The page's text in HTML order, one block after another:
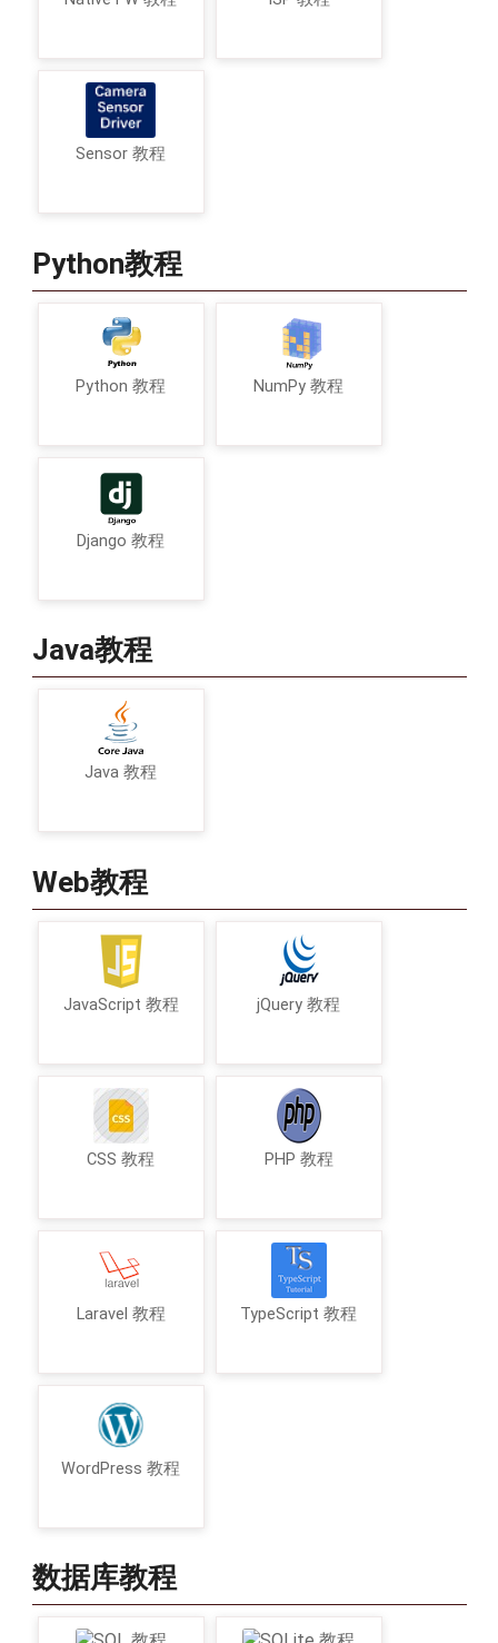
Sensor 教程
Python教程
Python 教程 NumPy 教程
Django 教程
Java教程
Java 教程
Web教程
JavaScript 教程 jQuery 教程
CSS 教程 PHP 教程
Laravel 教程 TypeScript 教程
WordPress 教程
数据库教程